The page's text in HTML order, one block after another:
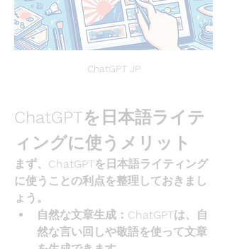
ChatGPT JP
ChatGPTを日本語ライテ
ィングに使うメリット
まず、ChatGPTを日本語ライティング
に使うことの利点を整理しておきまし
ょう。
自然な文章生成 ：ChatGPTは、自
然な言い回しや敬語を使って文章